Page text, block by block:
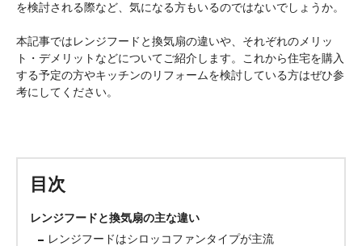
を検討される際など、気になる方もいるのではないでしょうか。
本記事ではレンジフードと換気扇の違いや、それぞれのメリッ
ト・デメリットなどについてご紹介します。これから住宅を購入
する予定の方やキッチンのリフォームを検討している方はぜひ参
考にしてください。
目次
レンジフードと換気扇の主な違い
レンジフードはシロッコファンタイプが主流